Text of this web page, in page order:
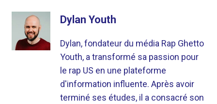
Dylan Youth
Dylan, fondateur du média Rap Ghetto
Youth, a transformé sa passion pour
le rap US en une plateforme
d'information influente. Après avoir
terminé ses études, il a consacré son